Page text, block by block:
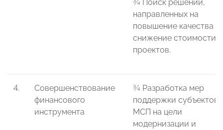
¾ Поиск решений,
направленных на
повышение качества и
снижение стоимости
проектов.
4.
Совершенствование
финансового
инструмента
¾ Разработка мер
поддержки субъектов
МСП на цели
модернизации и